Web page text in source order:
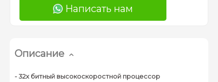
Написать нам
Описание
- 32х битный высокоскоростной процессор